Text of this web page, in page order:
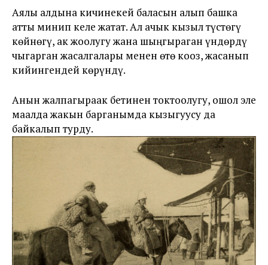
Аялы алдына кичинекей баласын алып башка
атты минип келе жатат. Ал ачык кызыл түстөгү
көйнөгү, ак жоолугу жана шыңгыраган үндөрдү
чыгарган жасалгалары менен өтө кооз, жасанып
кийингендей көрүндү.
Анын жалпагыраак бетинен токтоолугу, ошол эле
маалда жакын барганымда кызыгуусу да
байкалып турду.